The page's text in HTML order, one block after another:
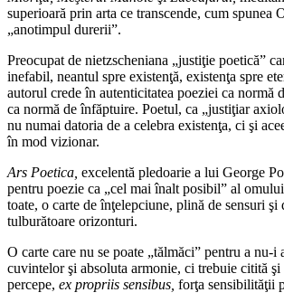
superioară prin arta ce transcende, cum spunea
„anotimpul durerii”.
Preocupat de nietzscheniana „justiţie poetică”
inefabil, neantul spre existenţă, existenţa spre
autorul crede în autenticitatea poeziei ca normă
ca normă de înfăptuire. Poetul, ca „justiţiar
nu numai datoria de a celebra existenţa, ci şi
în mod vizionar.
Ars Poetica, excelentă pledoarie a lui George
pentru poezie ca „cel mai înalt posibil” al
toate, o carte de înţelepciune, plină de sensuri şi
tulburătoare orizonturi.
O carte care nu se poate „tălmăci” pentru a nu-
cuvintelor şi absoluta armonie, ci trebuie citită
percepe, ex propriis sensibus, forţa sensibilităţii